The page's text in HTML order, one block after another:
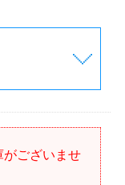
がございませ